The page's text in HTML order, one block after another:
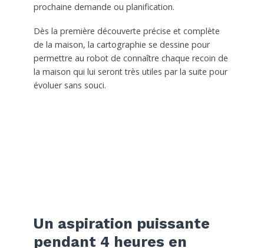
prochaine demande ou planification.
Dès la première découverte précise et complète
de la maison, la cartographie se dessine pour
permettre au robot de connaître chaque recoin de
la maison qui lui seront très utiles par la suite pour
évoluer sans souci.
Un aspiration puissante
pendant 4 heures en